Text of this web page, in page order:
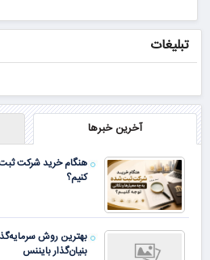
تبلیغات
آخرین خبرها
هنگام خرید شرکت
کنیم؟
بهترین روش
بنیان‌گذار بایننس